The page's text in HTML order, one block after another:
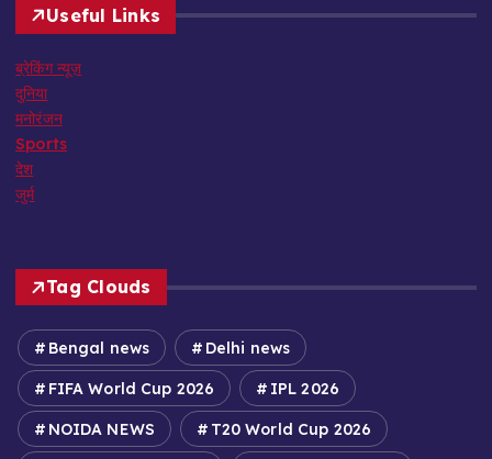
Useful Links
ब्रेकिंग न्यूज़
दुनिया
मनोरंजन
Sports
देश
जुर्म
Tag Clouds
Bengal news Delhi news
FIFA World Cup 2026 IPL 2026
NOIDA NEWS T20 World Cup 2026